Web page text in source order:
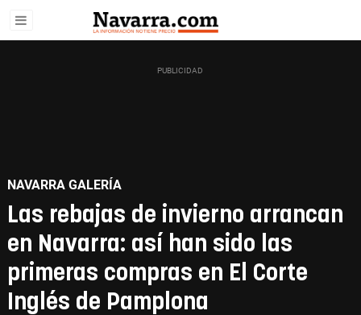
NAVARRA GALERÍA
Las rebajas de invierno arrancan
en Navarra: así han sido las
primeras compras en El Corte
Inglés de Pamplona